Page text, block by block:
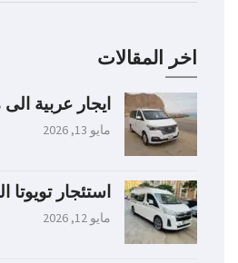
اخر المقالات
ايجار عربية
مايو 13, 2026
استئجار
مايو 12, 2026